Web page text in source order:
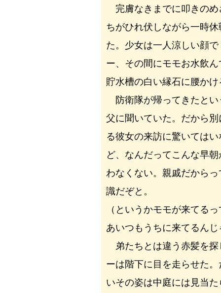
完膚なきまでに叩きのめ
ちがひれ伏しながら一時
た。少女は一人涼しい顔
ー、その間にモモお水飲
貯水槽の白い縁石に腰かけ
防衛隊が帰ってきたとい
父に聞いていた。だから
る彼女の来訪に驚いては
ど、なんだってこんな早
わなくない。親戚だから
識だぞと。
（というかモモが来てる
あいつもうちに来てるんじ
弟たちとは違う赤髪を探
ーは階下に目を走らせた
いその姿は中庭には見当